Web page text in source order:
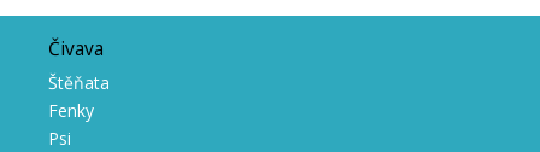
Čivava
Štěňata
Fenky
Psi